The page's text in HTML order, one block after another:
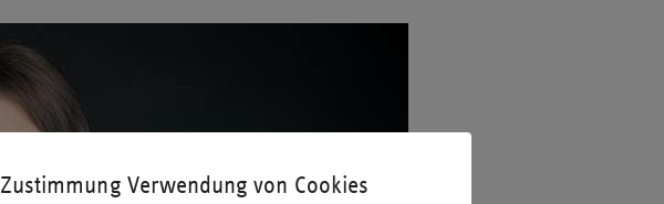
Zustimmung Verwendung von Cookies